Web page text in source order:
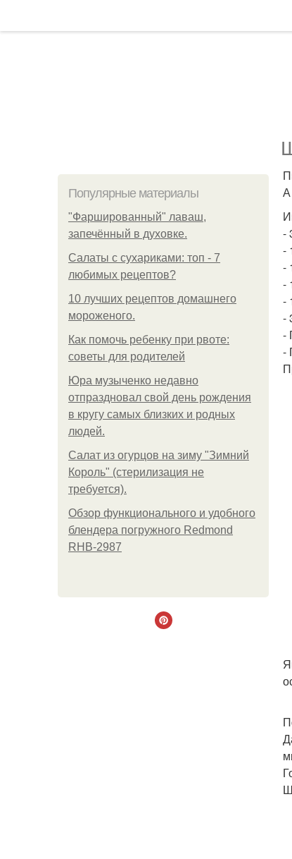
Популярные материалы
"Фаршированный" лаваш,
запечённый в духовке.
Салаты с сухариками: топ - 7
любимых рецептов?
10 лучших рецептов домашнего
мороженого.
Как помочь ребенку при рвоте:
советы для родителей
Юра музыченко недавно
отпраздновал свой день рождения
в кругу самых близких и родных
людей.
Салат из огурцов на зиму "Зимний
Король" (стерилизация не
требуется).
Обзор функционального и удобного
блендера погружного Redmond
RHB-2987
А
-
-
-
-
-
-
-
-